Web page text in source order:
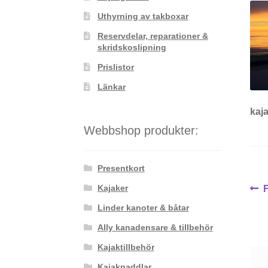
Uthyrning av takboxar
Reservdelar, reparationer &
skridskoslipning
Prislistor
Länkar
Webbshop produkter:
Presentkort
Kajaker
Linder kanoter & båtar
Ally kanadensare & tillbehör
Kajaktillbehör